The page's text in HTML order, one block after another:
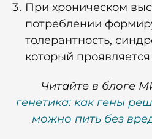
При хроническом
потреблении
толерантность,
который
Читайте в блоге
генетика: как гены
можно пить без